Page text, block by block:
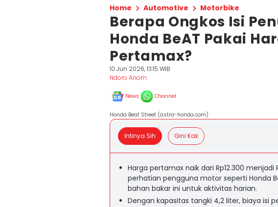
Home Automotive Motorbike
Berapa Ongkos Isi
Honda BeAT Pakai
Pertamax?
10 Jun 2026, 13:15 WIB
Ndoro Anom
News Channel
Honda Beat Street (astra-honda.com)
Intinya Sih Gini Kak
Harga pertamax naik dari Rp12.300 menjadi
perhatian pengguna motor seperti Honda
bahan bakar ini untuk aktivitas harian.
Dengan kapasitas tangki 4,2 liter, biaya isi